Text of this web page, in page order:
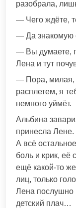
разобрала,
— Чего ждёте,
— Да знакомую
— Вы думаете,
Лена и тут
— Пора, милая,
расплетем, я
немного уймёт.
Альбина
принесла
А всё
боль и крик, её
ещё какой-то
лиц, только
Лена послушно
детский плач…